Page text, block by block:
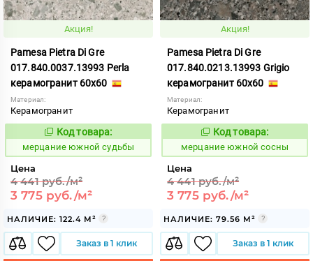
Акция!
Pamesa Pietra Di Gre
017.840.0037.13993 Perla
керамогранит 60x60
Материал:
Керамогранит
983974
Код товара:
мерцание южной судьбы
Цена
4 441 руб./м²
3 775 руб./м²
НАЛИЧИЕ: 122.4 М²
Заказ в 1 клик
Акция!
Pamesa Pietra Di Gre
017.840.0213.13993 Grigio
керамогранит 60x60
Материал:
Керамогранит
983972
Код товара:
мерцание южной сосны
Цена
4 441 руб./м²
3 775 руб./м²
НАЛИЧИЕ: 79.56 М²
Заказ в 1 клик